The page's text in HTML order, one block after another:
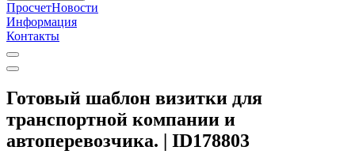
ПросчетНовости
Информация
Контакты
Готовый шаблон визитки для
транспортной компании и
автоперевозчика. | ID178803